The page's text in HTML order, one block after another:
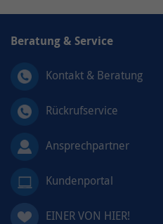
Beratung & Service
Kontakt & Beratung
Rückrufservice
Ansprechpartner
Kundenportal
EINER VON HIER!